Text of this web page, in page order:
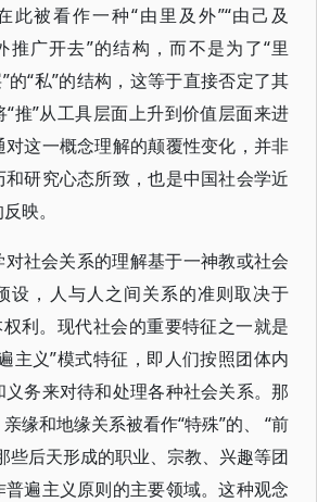
此被看作一种“由里及外”“由己及
推广开去”的结构，而不是为了“里
的“私”的结构，这等于直接否定了其
推”从工具层面上升到价值层面来进
这一概念理解的颠覆性变化，并非
和研究心态所致，也是中国社会学近
映。
社会关系的理解基于一神教或社会
设，人与人之间关系的准则取决于
权利。现代社会的重要特征之一就是
主义”模式特征，即人们按照团体内
务来对待和处理各种社会关系。那
缘和地缘关系被看作“特殊”的、 “前
些后天形成的职业、宗教、兴趣等团
遍主义原则的主要领域。这种观念